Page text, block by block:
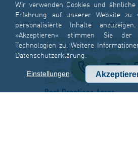
Mit den richtigen Kriterien
Unternehmen sein
System. Im Whitepaper
Experten die führenden
DACH-Raum.
Best Practices Agrar
Wir verwenden Cookies und
Erfahrung auf unserer Website zu
personalisierte Inhalte
»Akzeptieren« stimmen Sie der
Technologien zu. Weitere
Datenschutzerklärung
Einstellungen